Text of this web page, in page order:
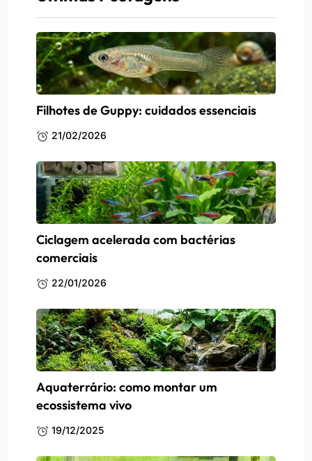
Filhotes de Guppy: cuidados essenciais
21/02/2026
Ciclagem acelerada com bactérias
comerciais
22/01/2026
Aquaterrário: como montar um
ecossistema vivo
19/12/2025